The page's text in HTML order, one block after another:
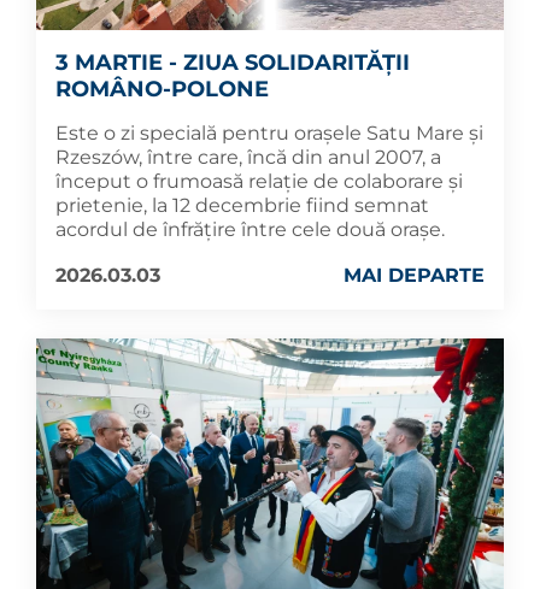
3 MARTIE - ZIUA SOLIDARITĂȚII
ROMÂNO-POLONE
Este o zi specială pentru orașele Satu Mare și
Rzeszów, între care, încă din anul 2007, a
început o frumoasă relație de colaborare și
prietenie, la 12 decembrie fiind semnat
acordul de înfrățire între cele două orașe.
2026.03.03
MAI DEPARTE